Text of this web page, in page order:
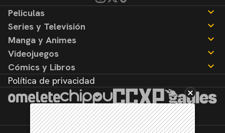
Peliculas
Noticias
Reseñas
Series y Televisión
Noticias
Reseñas
Manga y Animes
Noticias
Reseñas
Videojuegos
Noticias
Reseñas
Cómics y Libros
Noticias
Reseñas
Política de privacidad